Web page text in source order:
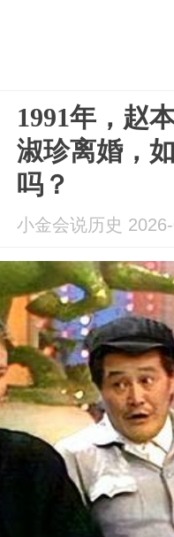
1991年，赵
淑珍离婚，
吗？
小金会说历史